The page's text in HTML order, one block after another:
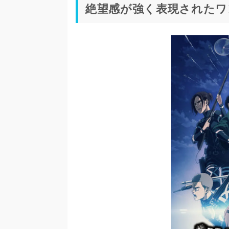
絶望感が強く表現された